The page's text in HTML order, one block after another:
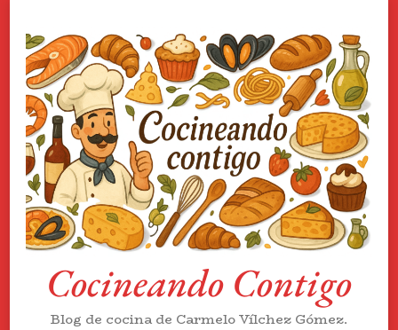
Cocineando Contigo
Blog de cocina de Carmelo Vílchez Gómez.